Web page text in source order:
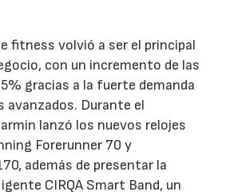
fitness volvió a ser el principal
con un incremento de las
gracias a la fuerte demanda
avanzados. Durante el
lanzó los nuevos relojes
Forerunner 70 y
además de presentar la
CIRQA Smart Band, un